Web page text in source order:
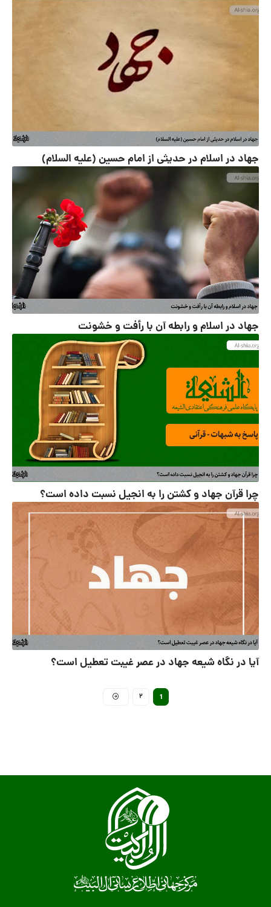
جهاد در اسلام در حدیثی از امام حسین (علیه‌ السلام)
جهاد در اسلام و رابطه آن با رأفت و خشونت
چرا قرآن جهاد و کشتن را به انجیل نسبت داده است؟
آیا در نگاه شیعه جهاد در عصر غیبت تعطیل است؟
1
2